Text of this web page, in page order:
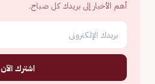
أهم الأخبار إلى بريدك كل صباح.
اشترك الآن